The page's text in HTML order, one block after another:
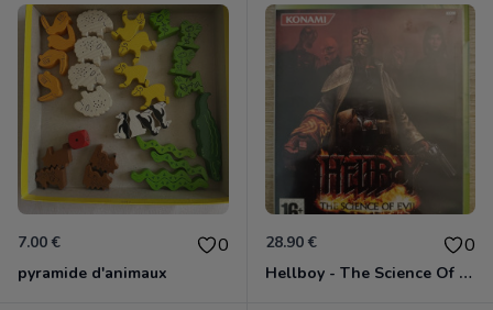
7.00 € 0
pyramide d'animaux
28.90 € 0
Hellboy - The Science Of Evil Xbox 360